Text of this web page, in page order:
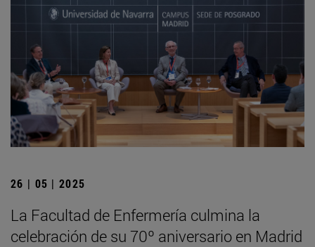
26 | 05 | 2025
La Facultad de Enfermería culmina la
celebración de su 70º aniversario en Madrid